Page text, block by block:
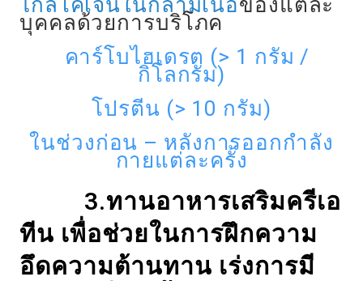
ไกลโคเจนในกล้ามเนื้อของแต่ละ
บุคคลด้วยการบริโภค
คาร์โบไฮเดรต (> 1 กรัม /
กิโลกรัม)
โปรตีน (> 10 กรัม)
ในช่วงก่อน – หลังการออกกำลัง
กายแต่ละครั้ง
3.ทานอาหารเสริมครีเอ
ทีน เพื่อช่วยในการฝึกความ
อึดความต้านทาน เร่งการมี